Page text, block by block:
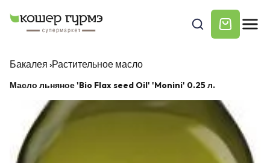
Бакалея ›Растительное масло
Масло льняное 'Bio Flax seed Oil' 'Monini' 0.25 л.